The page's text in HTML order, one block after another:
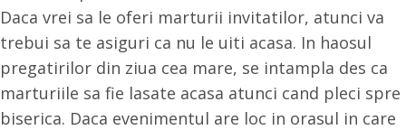
Daca vrei sa le oferi marturii invitatilor, atunci va
trebui sa te asiguri ca nu le uiti acasa. In haosul
pregatirilor din ziua cea mare, se intampla des ca
marturiile sa fie lasate acasa atunci cand pleci spre
biserica. Daca evenimentul are loc in orasul in care